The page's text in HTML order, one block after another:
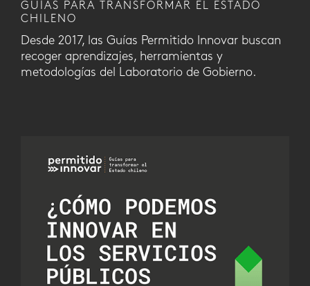
GUÍAS PARA TRANSFORMAR EL ESTADO
CHILENO
Desde 2017, las Guías Permitido Innovar buscan
recoger aprendizajes, herramientas y
metodologías del Laboratorio de Gobierno.